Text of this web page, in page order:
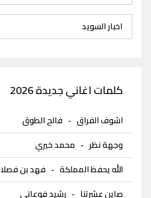
اخبار السويد
كلمات اغاني جديدة 2026
اشوف الفراق - فالح الطوق
وجهة نظر - محمد خيري
الله يحفظ المملكة - فهد بن فصلا
صاين عشرتنا - رشيد فوعاني